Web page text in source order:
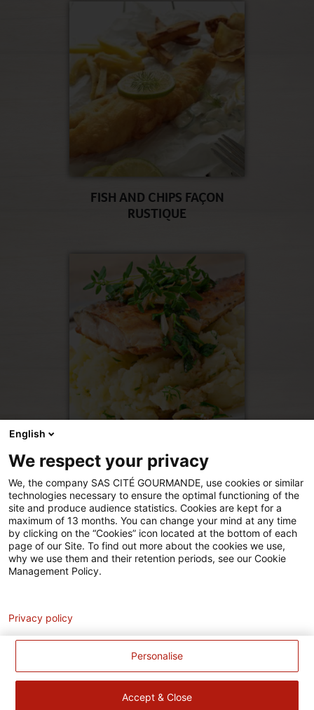
FISH AND CHIPS FAÇON
RUSTIQUE
FILET DE BAR À L’AIL ET
ÉCRASÉ DE POMMES DE TERRE
FAÇON GRAND-MÈRE
pombistro pom_bistro
Politique données personnelles
Accessibilité
English
We respect your privacy
We, the company SAS CITÉ GOURMANDE, use cookies or similar
technologies necessary to ensure the optimal functioning of the
site and produce audience statistics. Cookies are kept for a
maximum of 13 months. You can change your mind at any time
by clicking on the “Cookies” icon located at the bottom of each
page of our Site. To find out more about the cookies we use,
why we use them and their retention periods, see our Cookie
Management Policy.
Personalise
Accept & Close
Privacy policy